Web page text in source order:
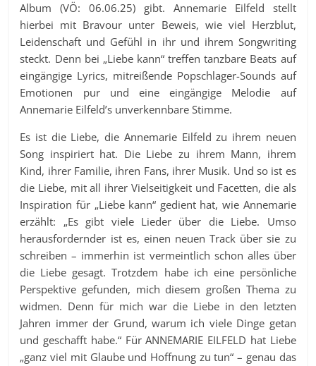
Album (VÖ: 06.06.25) gibt. Annemarie Eilfeld stellt
hierbei mit Bravour unter Beweis, wie viel Herzblut,
Leidenschaft und Gefühl in ihr und ihrem Songwriting
steckt. Denn bei „Liebe kann“ treffen tanzbare Beats auf
eingängige Lyrics, mitreißende Popschlager-Sounds auf
Emotionen pur und eine eingängige Melodie auf
Annemarie Eilfeld’s unverkennbare Stimme.
Es ist die Liebe, die Annemarie Eilfeld zu ihrem neuen
Song inspiriert hat. Die Liebe zu ihrem Mann, ihrem
Kind, ihrer Familie, ihren Fans, ihrer Musik. Und so ist es
die Liebe, mit all ihrer Vielseitigkeit und Facetten, die als
Inspiration für „Liebe kann“ gedient hat, wie Annemarie
erzählt: „Es gibt viele Lieder über die Liebe. Umso
herausfordernder ist es, einen neuen Track über sie zu
schreiben – immerhin ist vermeintlich schon alles über
die Liebe gesagt. Trotzdem habe ich eine persönliche
Perspektive gefunden, mich diesem großen Thema zu
widmen. Denn für mich war die Liebe in den letzten
Jahren immer der Grund, warum ich viele Dinge getan
und geschafft habe.“ Für ANNEMARIE EILFELD hat Liebe
„ganz viel mit Glaube und Hoffnung zu tun“ – genau das